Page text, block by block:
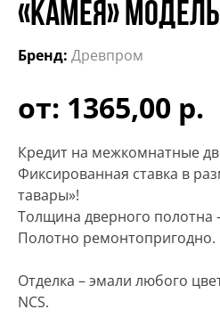
«КАМЕЯ»
Бренд: Древпром
от: 1365,00 р.
Кредит на межкомнатные
Фиксированная ставка в
тавары»!
Толщина дверного полотна
Полотно ремонтопригодно.
Отделка – эмали любого
NCS.